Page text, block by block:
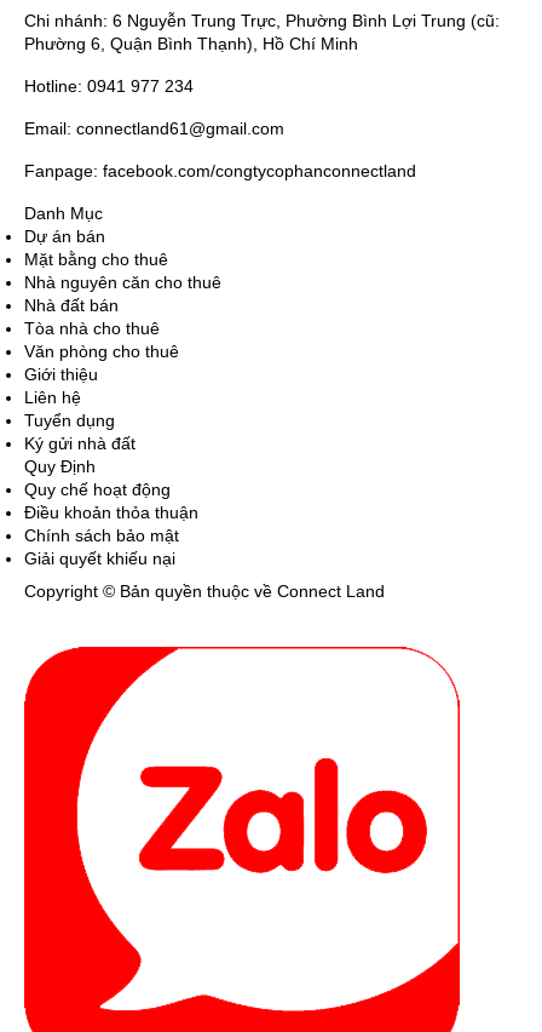
Chi nhánh: 6 Nguyễn Trung Trực, Phường Bình Lợi Trung (cũ:
Phường 6, Quận Bình Thạnh), Hồ Chí Minh
Hotline: 0941 977 234
Email: connectland61@gmail.com
Fanpage: facebook.com/congtycophanconnectland
Danh Mục
Dự án bán
Mặt bằng cho thuê
Nhà nguyên căn cho thuê
Nhà đất bán
Tòa nhà cho thuê
Văn phòng cho thuê
Giới thiệu
Liên hệ
Tuyển dụng
Ký gửi nhà đất
Quy Định
Quy chế hoạt động
Điều khoản thỏa thuận
Chính sách bảo mật
Giải quyết khiếu nại
Copyright © Bản quyền thuộc về Connect Land